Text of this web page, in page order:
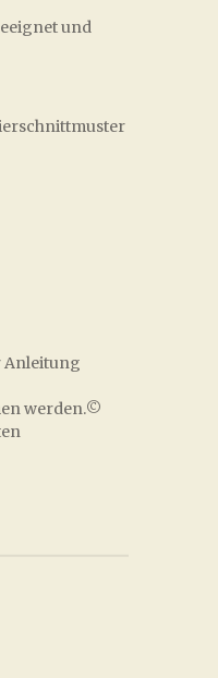
und
Anleitung
werden.©